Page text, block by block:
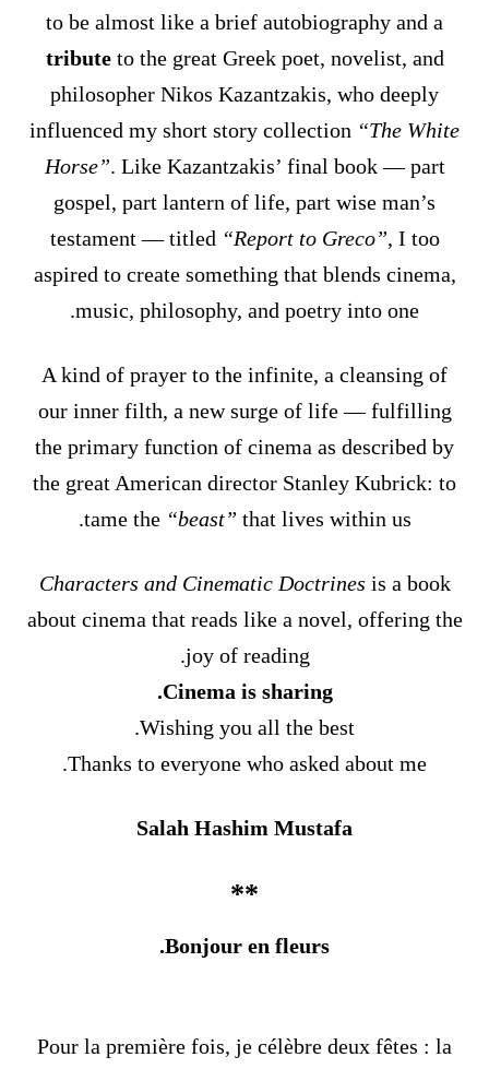
to be almost like a brief autobiography and a
tributeto the great Greek poet, novelist, and
philosopher Nikos Kazantzakis, who deeply
influenced my short story collection “The White
Horse”. Like Kazantzakis’ final book — part
gospel, part lantern of life, part wise man’s
testament — titled “Report to Greco”, I too
aspired to create something that blends cinema,
music, philosophy, and poetry into one.
A kind of prayer to the infinite, a cleansing of
our inner filth, a new surge of life — fulfilling
the primary function of cinema as described by
the great American director Stanley Kubrick: to
tame the “beast” that lives within us.
Characters and Cinematic Doctrines is a book
about cinema that reads like a novel, offering the
joy of reading.
Cinema is sharing.
Wishing you all the best.
Thanks to everyone who asked about me.
Salah Hashim Mustafa
**
Bonjour en fleurs.
Pour la première fois, je célèbre deux fêtes : la